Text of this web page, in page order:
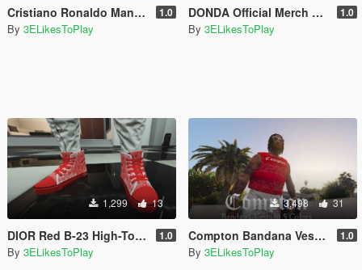
Cristiano Ronaldo Manchester United Jerseys (Home/Away/Third) 2021-22 1.0
By 3ELikesToPlay
DONDA Official Merch Pack 1.0
By 3ELikesToPlay
1,299 13
DIOR Red B-23 High-Top Sneaker for MP male 1.0
By 3ELikesToPlay
3,498 31
Compton Bandana Vests For MP Male (5 Colors) 1.0
By 3ELikesToPlay